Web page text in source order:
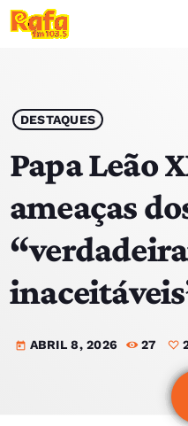
play_arrow OUVIR RAFA
HOME
NOTÍCIAS
EQUIPA
TOP 15
DESTAQUES
Papa Leão
ameaças
today ABRIL 8, 2026 27